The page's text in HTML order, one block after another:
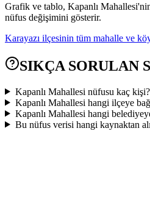
Grafik ve tablo, Kapanlı
nüfus değişimini gösterir.
Karayazı ilçesinin tüm mahalle ve
SIKÇA SORULAN
Kapanlı Mahallesi nüfusu kaç kişi?
Kapanlı Mahallesi hangi ilçeye
Kapanlı Mahallesi hangi
Bu nüfus verisi hangi kaynaktan